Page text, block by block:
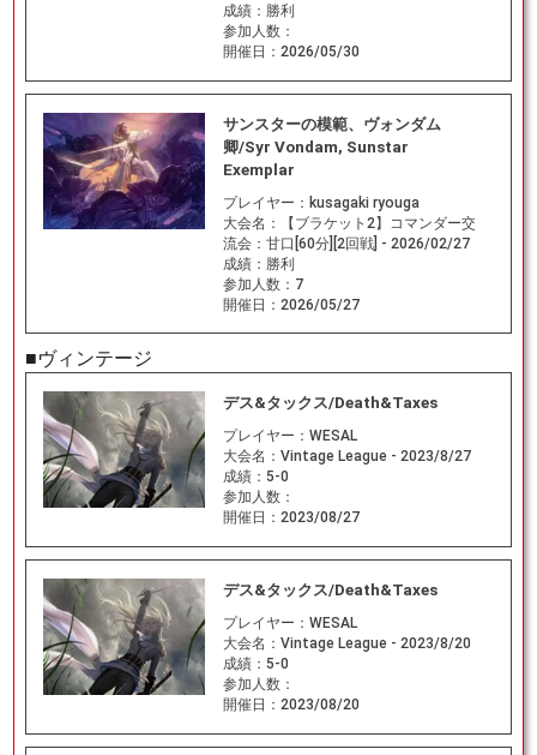
成績： 勝利
参加人数：
開催日： 2026/05/30
サンスターの模範、ヴォンダム
卿/Syr Vondam, Sunstar
Exemplar
プレイヤー： kusagaki ryouga
大会名：
【ブラケット2】コマンダー交
流会：甘口[60分][2回戦] - 2026/02/27
成績： 勝利
参加人数： 7
開催日： 2026/05/27
■ヴィンテージ
デス&タックス/Death&Taxes
プレイヤー： WESAL
大会名： Vintage League - 2023/8/27
成績： 5-0
参加人数：
開催日： 2023/08/27
デス&タックス/Death&Taxes
プレイヤー： WESAL
大会名： Vintage League - 2023/8/20
成績： 5-0
参加人数：
開催日： 2023/08/20